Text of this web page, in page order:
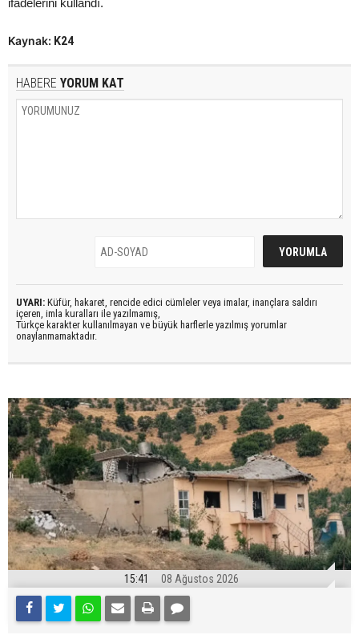
Kaynak: K24
HABERE YORUM KAT
UYARI: Küfür, hakaret, rencide edici cümleler veya imalar, inançlara saldırı
içeren, imla kuralları ile yazılmamış,
Türkçe karakter kullanılmayan ve büyük harflerle yazılmış yorumlar
onaylanmamaktadır.
15:41 08 Ağustos 2026